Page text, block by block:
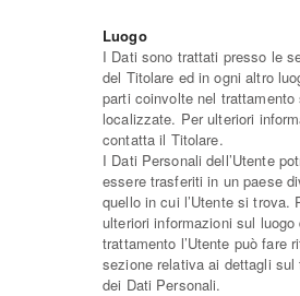
Luogo
I Dati sono trattati presso le
del Titolare ed in ogni altro
parti coinvolte nel trattamento
localizzate. Per ulteriori
contatta il Titolare.
I Dati Personali dell’Utente
essere trasferiti in un paese
quello in cui l’Utente si trova.
ulteriori informazioni sul luogo
trattamento l’Utente può fare
sezione relativa ai dettagli sul
dei Dati Personali.